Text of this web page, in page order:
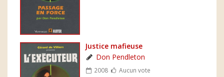
Justice mafieuse
Don Pendleton
2008 Aucun vote